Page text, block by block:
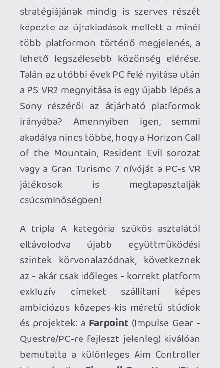
kivette a Sony is a részét, még ha a
munka gyümölcséből számos alkalommal
a számítógépet püfölő VR játékosok is
részesültek. Készült többek között VR
támogatás a Hello Games kalandos utat
bejáróNo Man’s Sky-ához, az IO
InteractiveHitmanszériája jó ideig csak
PlayStation VR-on volt ilyen formában
elérhető, de olyan örökzöld klasszikus is
hivatalosan kizárólag PSVR-ra jelent meg,
mint aDoom 3 VR Edition. Az indiek
közül is felkarol néha egy-egy stúdiót,
egy-egy projektet, amelyeket kiemelt
figyelemmel kezel, esetleg némi
apanázzsal ösztönöz, vagy marketing
támogatást biztosít a beautiful
friendship keretében. Ez jelenthet némi
technikai támogatást a fejlesztés során,
történő bővítésének finanszírozását,
esetleg megjelenéskor kiemelt helyet a
Store felületén. Konkrétumokról
viszonylag ritkán lehet olvasni, de az évek
során többször erősítették már meg ezt
a feltételezést is. (pl.Wanderervagy
Paper Beast
És mi mégis Fresnel-t hordunk
E rövid kis kitekintő után ideje visszatérni